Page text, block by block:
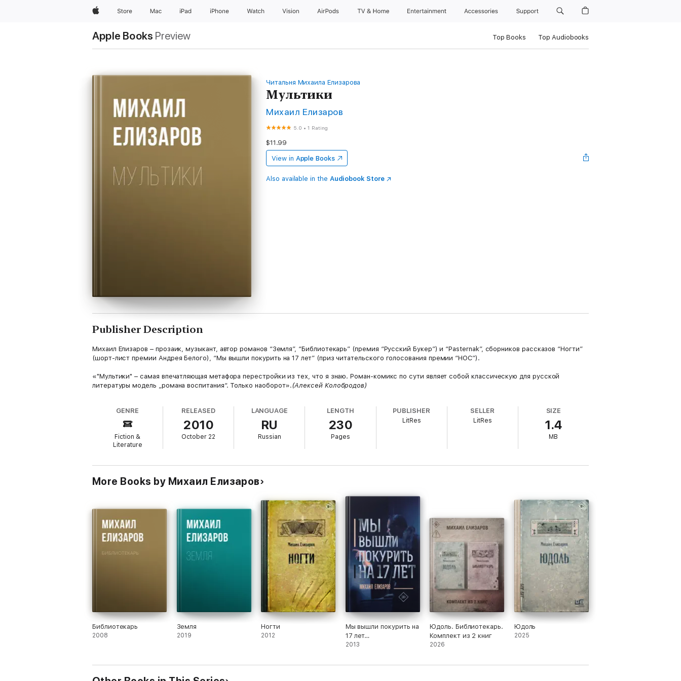
AppleStore Mac iPad iPhone Watch Vision AirPods TV & Home Entertainment Accessories Support
Apple Books Preview Top Books Top Audiobooks
Читальня Михаила Елизарова
Мультики
Михаил Елизаров
5.0 •1 Rating
$11.99
View in Apple Books
Also available in the Audiobook Store
Publisher Description
Михаил Елизаров – прозаик, музыкант, автор романов “Земля”, “Библиотекарь” (премия “Русский Букер”) и “Pasternak”, сборников рассказов “Ногти”
(шорт-лист премии Андрея Белого), “Мы вышли покурить на 17 лет” (приз читательского голосования премии “НОС”).
«"Мультики" – самая впечатляющая метафора перестройки из тех, что я знаю. Роман-комикс по сути являет собой классическую для русской
литературы модель „романа воспитания“. Только наоборот».(Алексей Колобродов)
GENRE
Fiction &
Literature
RELEASED
2010
October 22
LANGUAGE
RU
Russian
LENGTH
230
Pages
PUBLISHER
LitRes
SELLER
LitRes
SIZE
1.4
MB
More Books by Михаил Елизаров
Библиотекарь
2008
Земля
2019
Ногти
2012
Мы вышли покурить на
17 лет…
2013
Юдоль. Библиотекарь.
Комплект из 2 книг
2026
Юдоль
2025